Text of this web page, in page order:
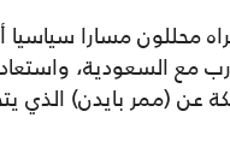
محللون مسارا سياسيا
مع السعودية،
عن (ممر بايدن) الذي